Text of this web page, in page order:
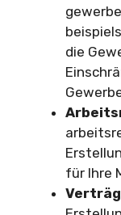
die
für Ihre